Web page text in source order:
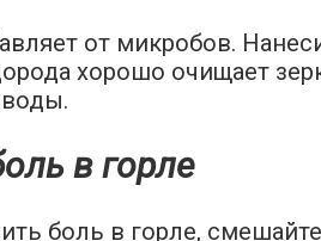
от микробов.
хорошо очищает
в горле
боль в горле,